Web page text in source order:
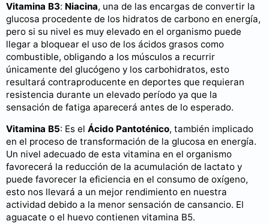
Vitamina B3: Niacina, una de las encargas de convertir la
glucosa procedente de los hidratos de carbono en energía,
pero si su nivel es muy elevado en el organismo puede
llegar a bloquear el uso de los ácidos grasos como
combustible, obligando a los músculos a recurrir
únicamente del glucógeno y los carbohidratos, esto
resultará contraproducente en deportes que requieran
resistencia durante un elevado período ya que la
sensación de fatiga aparecerá antes de lo esperado.
Vitamina B5: Es el Ácido Pantoténico, también implicado
en el proceso de transformación de la glucosa en energía.
Un nivel adecuado de esta vitamina en el organismo
favorecerá la reducción de la acumulación de lactato y
puede favorecer la eficiencia en el consumo de oxígeno,
esto nos llevará a un mejor rendimiento en nuestra
actividad debido a la menor sensación de cansancio. El
aguacate o el huevo contienen vitamina B5.